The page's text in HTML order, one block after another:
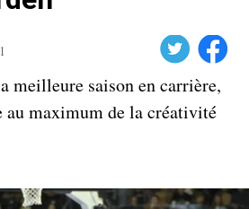
Facebook
meilleure saison en carrière,
maximum de la créativité